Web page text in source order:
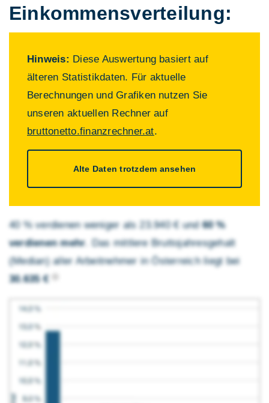
Einkommens­verteilung:
Hinweis: Diese Auswertung basiert auf
älteren Statistikdaten. Für aktuelle
Berechnungen und Grafiken nutzen Sie
unseren aktuellen Rechner auf
bruttonetto.finanzrechner.at.
Alte Daten trotzdem ansehen
40 % verdienen weniger als 23.940 € und60 %
verdienen mehr . Das mittlere Brutto­jahres­gehalt
(Median) aller Arbeitnehmer in Österreich liegt bei
30.635 €